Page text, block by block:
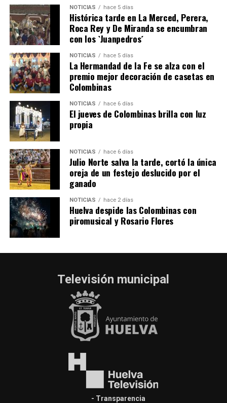
QUINTA CORRIDA DE LAS FIESTAS COLOMBINAS
2026
hace 3 días· Huelvatv
NOTICIAS hace 5 días
Histórica tarde en La Merced, Perera,
Roca Rey y De Miranda se encumbran
con los `Juanpedros´
NOTICIAS hace 5 días
La Hermandad de la Fe se alza con el
premio mejor decoración de casetas en
Colombinas
NOTICIAS hace 6 días
El jueves de Colombinas brilla con luz
propia
NOTICIAS hace 6 días
Julio Norte salva la tarde, cortó la única
oreja de un festejo deslucido por el
ganado
NOTICIAS hace 2 días
Huelva despide las Colombinas con
piromusical y Rosario Flores
Televisión municipal
- Transparencia